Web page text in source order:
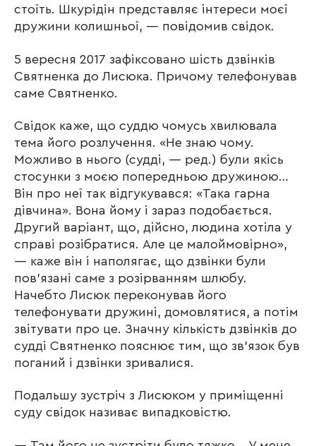
стоїть. Шкурідін представляє інтереси моєї
дружини колишньої, — повідомив свідок.
5 вересня 2017 зафіксовано шість дзвінків
Святненка до Лисюка. Причому телефонував
саме Святненко.
Свідок каже, що суддю чомусь хвилювала
тема його розлучення. «Не знаю чому.
Можливо в нього (судді, — ред.) були якісь
стосунки з моєю попередньою дружиною…
Він про неї так відгукувався: «Така гарна
дівчина». Вона йому і зараз подобається.
Другий варіант, що, дійсно, людина хотіла у
справі розібратися. Але це малоймовірно»,
— каже він і наполягає, що дзвінки були
пов’язані саме з розірванням шлюбу.
Начебто Лисюк переконував його
телефонувати дружині, домовлятися, а потім
звітувати про це. Значну кількість дзвінків до
судді Святненко пояснює тим, що зв’язок був
поганий і дзвінки зривалися.
Подальшу зустріч з Лисюком у приміщенні
суду свідок називає випадковістю.